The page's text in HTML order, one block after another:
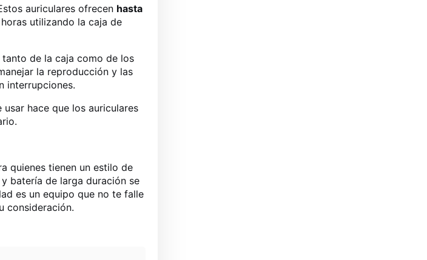
auriculares ofrecen hasta
utilizando la caja de
de la caja como de los
la reproducción y las
interrupciones.
hace que los auriculares
quienes tienen un estilo de
batería de larga duración se
es un equipo que no te falle
consideración.